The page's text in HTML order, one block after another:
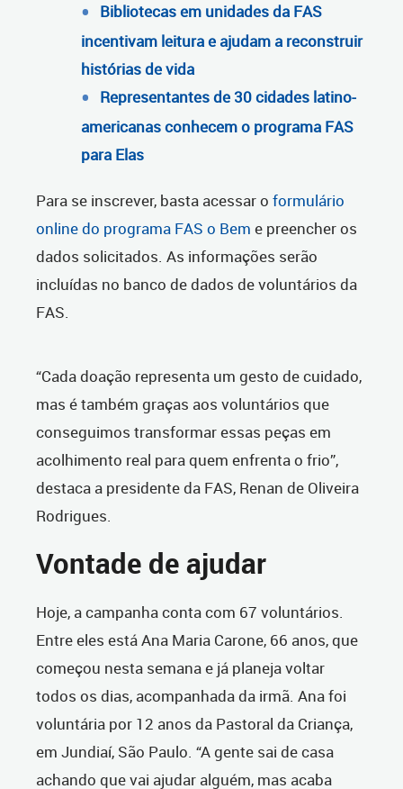
Bibliotecas em unidades da FAS
incentivam leitura e ajudam a reconstruir
histórias de vida
Representantes de 30 cidades latino-
americanas conhecem o programa FAS
para Elas
Para se inscrever, basta acessar o formulário
online do programa FAS o Bem e preencher os
dados solicitados. As informações serão
incluídas no banco de dados de voluntários da
FAS.
“Cada doação representa um gesto de cuidado,
mas é também graças aos voluntários que
conseguimos transformar essas peças em
acolhimento real para quem enfrenta o frio”,
destaca a presidente da FAS, Renan de Oliveira
Rodrigues.
Vontade de ajudar
Hoje, a campanha conta com 67 voluntários.
Entre eles está Ana Maria Carone, 66 anos, que
começou nesta semana e já planeja voltar
todos os dias, acompanhada da irmã. Ana foi
voluntária por 12 anos da Pastoral da Criança,
em Jundiaí, São Paulo. “A gente sai de casa
achando que vai ajudar alguém, mas acaba